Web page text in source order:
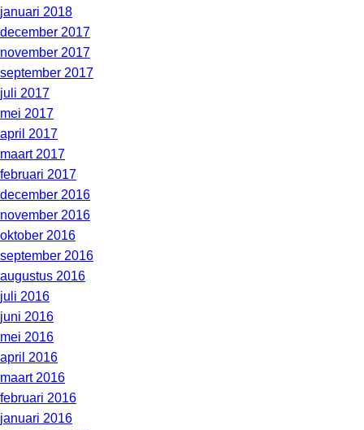
januari 2018
december 2017
november 2017
september 2017
juli 2017
mei 2017
april 2017
maart 2017
februari 2017
december 2016
november 2016
oktober 2016
september 2016
augustus 2016
juli 2016
juni 2016
mei 2016
april 2016
maart 2016
februari 2016
januari 2016